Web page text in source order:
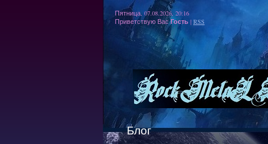
Пятница, 07.08.2026, 20:16
Приветствую Вас Гость | RSS
Блог